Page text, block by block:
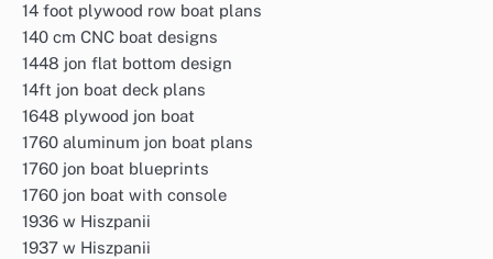
14 foot plywood row boat plans
140 cm CNC boat designs
1448 jon flat bottom design
14ft jon boat deck plans
1648 plywood jon boat
1760 aluminum jon boat plans
1760 jon boat blueprints
1760 jon boat with console
1936 w Hiszpanii
1937 w Hiszpanii